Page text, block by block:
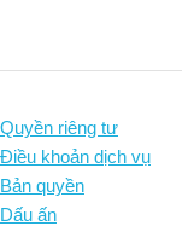
Quyền riêng tư
Điều khoản dịch vụ
Bản quyền
Dấu ấn